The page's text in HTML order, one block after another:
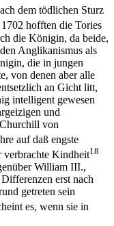
dem tödlichen Sturz
hofften die Tories
die Königin, da beide,
Anglikanismus als
die in jungen
von denen aber alle
an Gicht litt,
intelligent gewesen
und
von
auf daß engste
verbrachte Kindheit18
William III.,
erst nach
getreten sein
es, wenn sie in